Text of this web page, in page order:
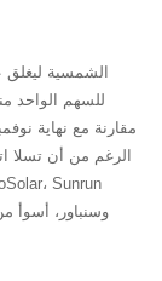
مقارنة مع نهاية